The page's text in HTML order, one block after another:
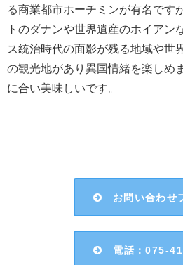
る商業都市ホーチミンが有名です
トのダナンや世界遺産のホイアン
ス統治時代の面影が残る地域や世
の観光地があり異国情緒を楽しめ
に合い美味しいです。
お問い合わせ
電話：075-